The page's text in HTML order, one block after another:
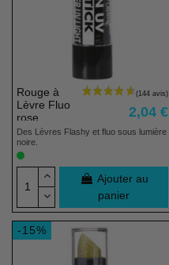
Rouge à
Lèvre Fluo
rose
2,04 €
Des Lèvres Flashy et fluo sous lumière
noire.
Ajouter au
panier
-15%